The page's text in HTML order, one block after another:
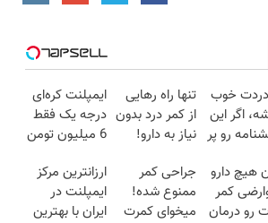
خوب
اگر این
رو پر
تنها راه رهایی
از کمر درد بدون
نیاز به دارو!
ایمپلنت کره‌ای
درجه یک فقط
6 میلیون تومن
هیچ دارو
کمر
رو درمان
جراحی کمر
ممنوع شده!
میخوای کمرت
ارزانترین مرکز
ایمپلنت در
ایران با بهترین